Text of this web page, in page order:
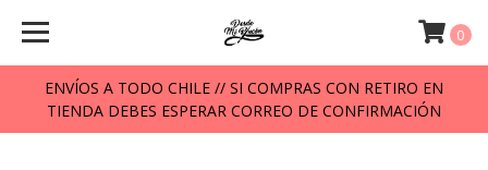
ENVÍOS A TODO CHILE // SI COMPRAS CON RETIRO EN
TIENDA DEBES ESPERAR CORREO DE CONFIRMACIÓN
0